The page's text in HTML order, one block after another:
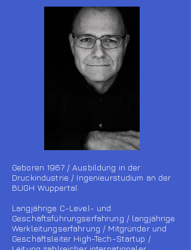
Geboren 1967 / Ausbildung in der
Druckindustrie / Ingenieurstudium an der
BUGH Wuppertal
Langjährige C-Level- und
Geschäftsführungserfahrung / langjährige
Werkleitungserfahrung / Mitgründer und
Geschäftsleiter High-Tech-Startup /